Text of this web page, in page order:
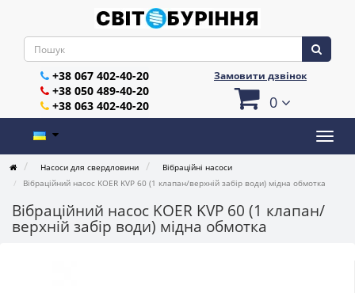
+38 067 402-40-20
+38 050 489-40-20
+38 063 402-40-20
Замовити дзвінок
0
Насоси для свердловини
Вібраційні насоси
Вібраційний насос KOER KVP 60 (1 клапан/верхній забір води) мідна обмотка
Вібраційний насос KOER KVP 60 (1 клапан/
верхній забір води) мідна обмотка